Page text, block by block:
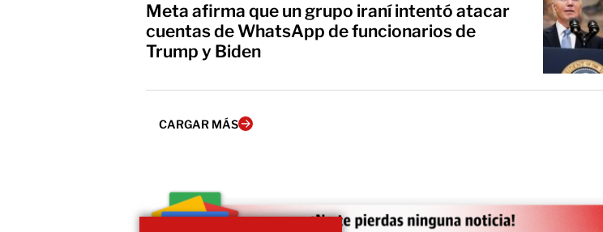
Meta afirma que un grupo iraní intentó atacar
cuentas de WhatsApp de funcionarios de
Trump y Biden
CARGAR MÁS